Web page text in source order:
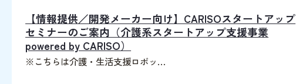
【情報提供／開発メーカー向け】CARISOスタートアップ
セミナーのご案内（介護系スタートアップ支援事業
powered by CARISO）
※こちらは介護・生活支援ロボッ…